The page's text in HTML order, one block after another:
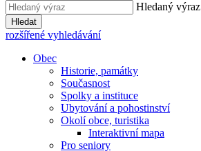
Hledaný výraz
Hledat
rozšířené vyhledávání
Obec
Historie, památky
Současnost
Spolky a instituce
Ubytování a pohostinství
Okolí obce, turistika
Interaktivní mapa
Pro seniory